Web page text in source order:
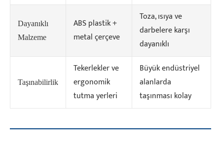
Dayanıklı
Malzeme
ABS plastik +
metal çerçeve
Toza, ısıya ve
darbelere karşı
dayanıklı
Taşınabilirlik
Tekerlekler ve
ergonomik
tutma yerleri
Büyük endüstriyel
alanlarda
taşınması kolay